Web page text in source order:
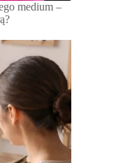
medium –